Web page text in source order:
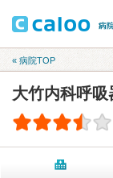
« 病院TOP
大竹内科呼吸